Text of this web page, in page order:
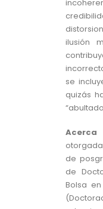
ilusión
se
quizás
de
de
Bolsa